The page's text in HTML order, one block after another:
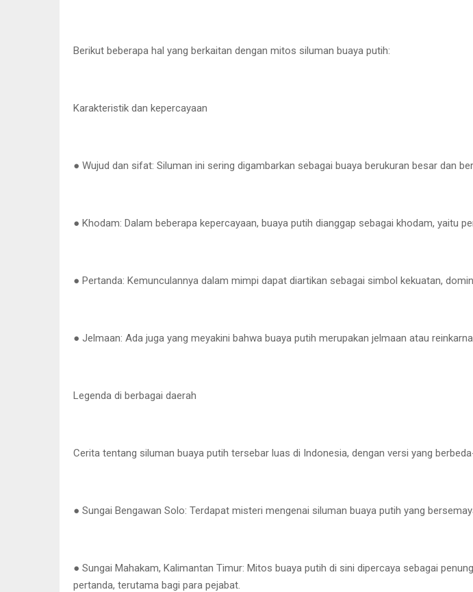
Berikut beberapa hal yang berkaitan dengan mitos siluman buaya putih:
Karakteristik dan kepercayaan
● Wujud dan sifat: Siluman ini sering digambarkan sebagai buaya berukuran besar dan
● Khodam: Dalam beberapa kepercayaan, buaya putih dianggap sebagai khodam, yaitu
● Pertanda: Kemunculannya dalam mimpi dapat diartikan sebagai simbol kekuatan,
● Jelmaan: Ada juga yang meyakini bahwa buaya putih merupakan jelmaan atau
Legenda di berbagai daerah
Cerita tentang siluman buaya putih tersebar luas di Indonesia, dengan versi yang
● Sungai Bengawan Solo: Terdapat misteri mengenai siluman buaya putih yang
● Sungai Mahakam, Kalimantan Timur: Mitos buaya putih di sini dipercaya sebagai
pertanda, terutama bagi para pejabat.